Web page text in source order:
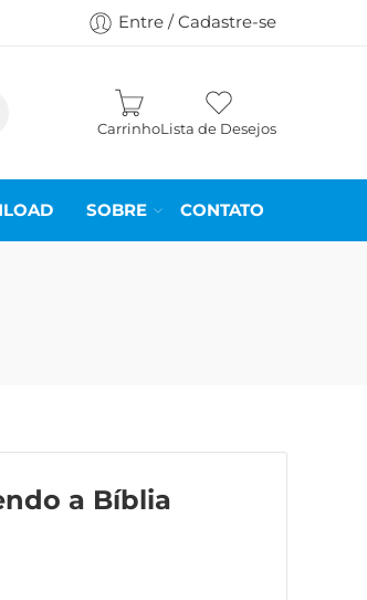
Entre / Cadastre-se
CarrinhoLista de Desejos
SOBRE CONTATO
a Bíblia